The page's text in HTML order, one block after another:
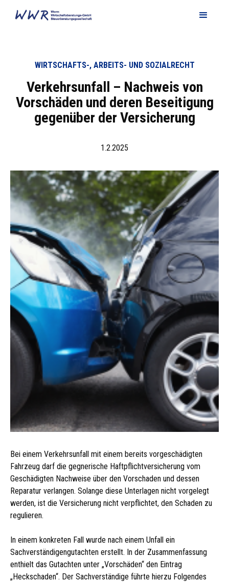
WIRTSCHAFTS-, ARBEITS- UND SOZIALRECHT
Verkehrsunfall – Nachweis von
Vorschäden und deren Beseitigung
gegenüber der Versicherung
1.2.2025
Bei einem Verkehrsunfall mit einem bereits vorgeschädigten
Fahrzeug darf die gegnerische Haftpflichtversicherung vom
Geschädigten Nachweise über den Vorschaden und dessen
Reparatur verlangen. Solange diese Unterlagen nicht vorgelegt
werden, ist die Versicherung nicht verpflichtet, den Schaden zu
regulieren.
In einem konkreten Fall wurde nach einem Unfall ein
Sachverständigengutachten erstellt. In der Zusammenfassung
enthielt das Gutachten unter „Vorschäden“ den Eintrag
„Heckschaden“. Der Sachverständige führte hierzu Folgendes